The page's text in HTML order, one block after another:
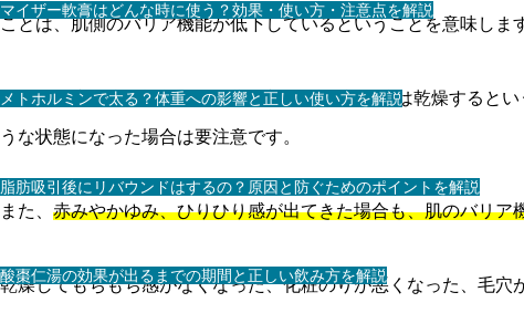
マイザー軟膏はどんな時に使う？効果・使い方・注意点を解説
メトホルミンで太る？体重への影響と正しい使い方を解説
脂肪吸引後にリバウンドはするの？原因と防ぐためのポイントを解説
酸棗仁湯の効果が出るまでの期間と正しい飲み方を解説
ことは、肌側のバリア機能が低下しているということを意味しま
次に、Tゾーンは脂っぽいのにUゾーン（頬や顎）は乾燥すると
うな状態になった場合は要注意です。
また、 赤みやかゆみ、ひりひり感が出てきた場合も、肌のバリア
乾燥してもちもち感がなくなった、化粧のりが悪くなった、毛